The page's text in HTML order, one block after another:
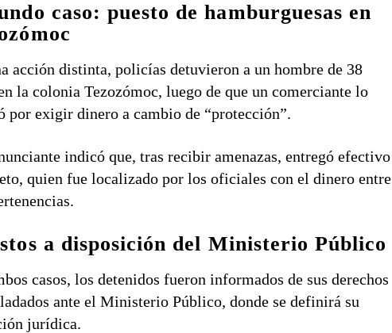
caso: puesto de hamburguesas en
acción distinta, policías detuvieron a un hombre de 38
la colonia Tezozómoc, luego de que un comerciante lo
por exigir dinero a cambio de “protección”.
indicó que, tras recibir amenazas, entregó efectivo
quien fue localizado por los oficiales con el dinero entre
a disposición del Ministerio Público
casos, los detenidos fueron informados de sus derechos
ante el Ministerio Público, donde se definirá su
jurídica.